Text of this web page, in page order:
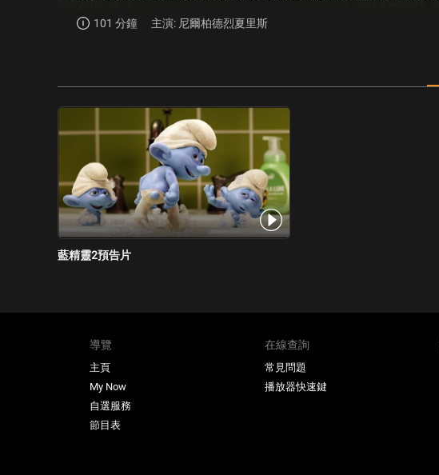
101 分鐘 主演: 尼爾柏德烈夏里斯
藍精靈2預告片
導覽
主頁
My Now
自選服務
節目表
在線查詢
常見問題
播放器快速鍵